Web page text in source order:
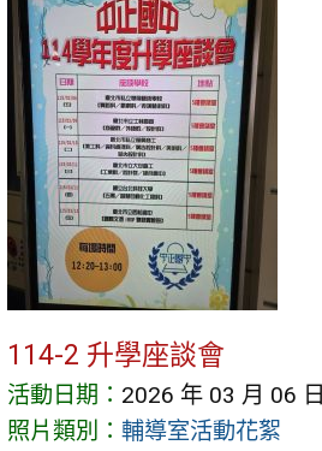
114-2 升學座談會
活動日期： 2026 年 03 月 06 日
照片類別： 輔導室活動花絮